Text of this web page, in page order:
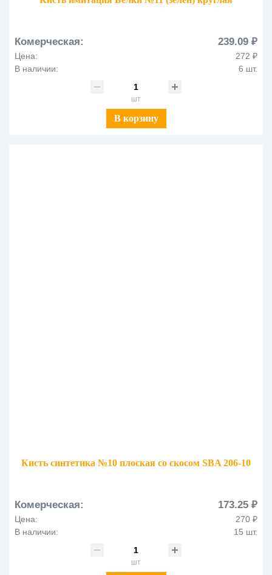
Комерческая: 239.09 ₽
Цена:
272 ₽
В наличии:
6 шт.
шт
В корзину
Кисть синтетика №10 плоская со скосом SBA 206-10
Комерческая: 173.25 ₽
Цена:
270 ₽
В наличии:
15 шт.
шт